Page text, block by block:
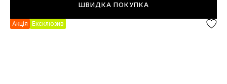
ШВИДКА ПОКУПКА
Акція Ексклюзив